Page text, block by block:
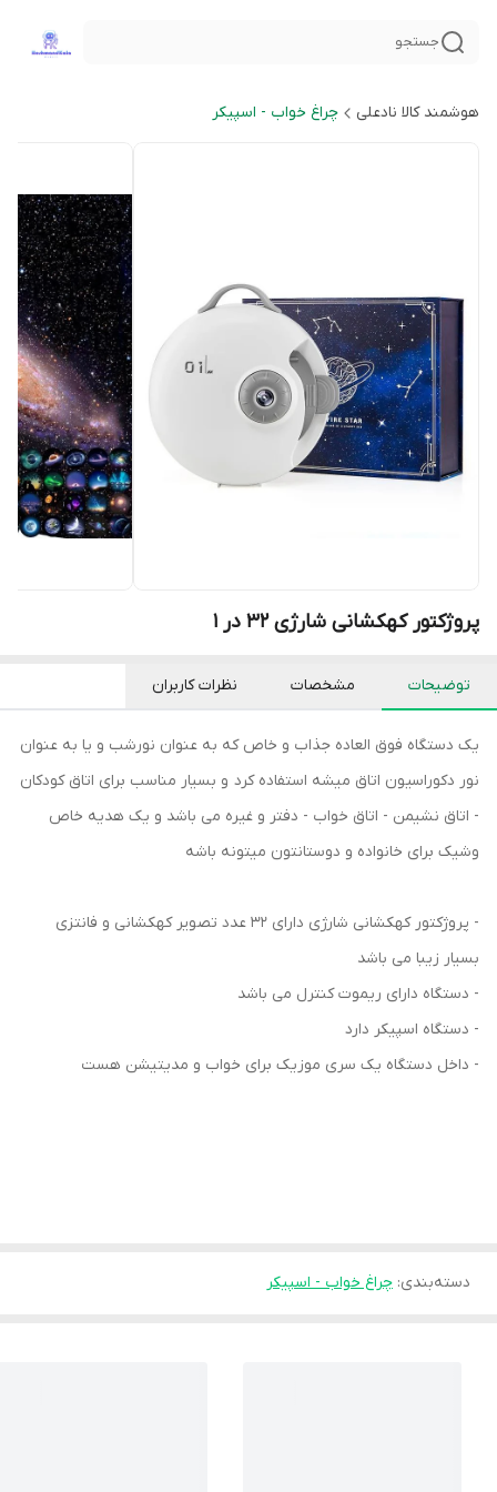
جستجو
هوشمند کالا نادعلی چراغ خواب - اسپیکر
پروژکتور کهکشانی شارژی 32 در 1
توضیحات مشخصات نظرات کاربران
یک دستگاه فوق العاده جذاب و خاص که به عنوان نورشب و یا به عنوان
نور دکوراسیون اتاق میشه استفاده کرد و بسیار مناسب برای اتاق کودکان
- اتاق نشیمن - اتاق خواب - دفتر و غیره می باشد و یک هدیه خاص
وشیک برای خانواده و دوستانتون میتونه باشه
- پروژکتور کهکشانی شارژی دارای 32 عدد تصویر کهکشانی و فانتزی
بسیار زیبا می باشد
- دستگاه دارای ریموت کنترل می باشد
- دستگاه اسپیکر دارد
- داخل دستگاه یک سری موزیک برای خواب و مدیتیشن هست
دسته‌بندی: چراغ خواب - اسپیکر